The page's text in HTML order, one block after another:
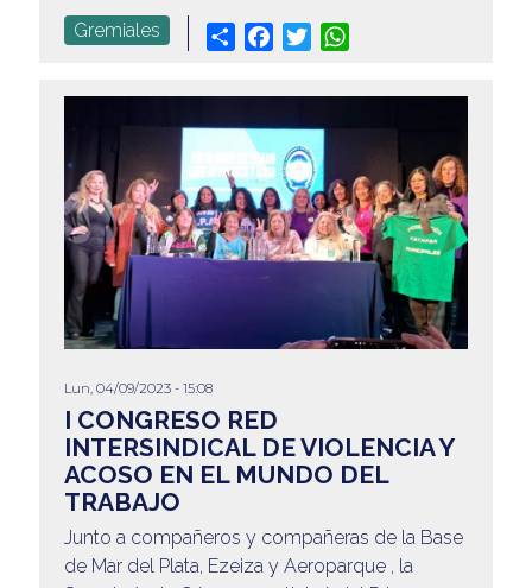
Gremiales Share Facebook
Twitter
Lun, 04/09/2023 - 15:08
I CONGRESO RED
INTERSINDICAL DE VIOLENCIA Y
ACOSO EN EL MUNDO DEL
TRABAJO
Junto a compañeros y compañeras de la Base
de Mar del Plata, Ezeiza y Aeroparque , la